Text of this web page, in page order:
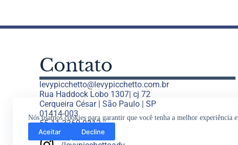
Nós usamos cookies para garantir que você tenha a melhor experiência
Aceitar Decline
Contato
levypicchetto@levypicchetto.com.br
Rua Haddock Lobo 1307| cj 72
Cerqueira César | São Paulo | SP
01414-003
55 11 3360 0312
55 11 2308 4993